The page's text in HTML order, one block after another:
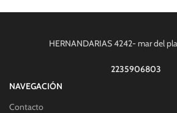
HERNANDARIAS 4242- mar del
2235906803
NAVEGACIÓN
Contacto